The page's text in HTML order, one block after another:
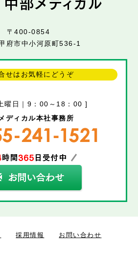
〒400-0854
府市中小河原町536-1
せはお気軽にどうぞ
曜日｜9：00～18：00 ]
ディカル本社事務所
採用情報 お問い合わせ